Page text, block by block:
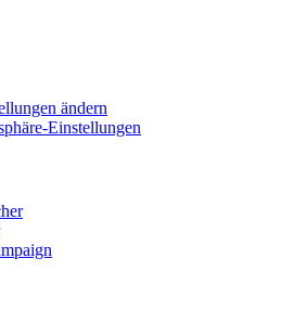
ändern
Einstellungen